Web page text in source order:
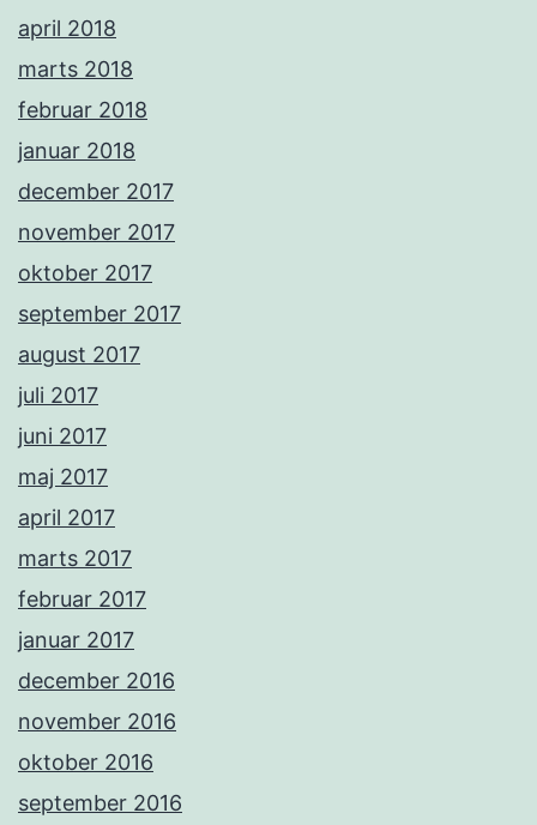
april 2018
marts 2018
februar 2018
januar 2018
december 2017
november 2017
oktober 2017
september 2017
august 2017
juli 2017
juni 2017
maj 2017
april 2017
marts 2017
februar 2017
januar 2017
december 2016
november 2016
oktober 2016
september 2016